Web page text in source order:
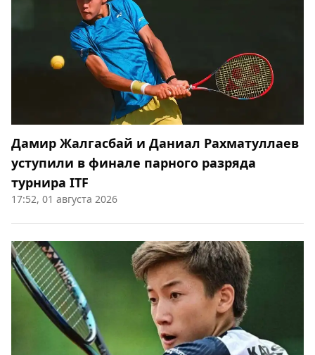
Дамир Жалгасбай и Даниал Рахматуллаев
уступили в финале парного разряда
турнира ITF
17:52, 01 августа 2026